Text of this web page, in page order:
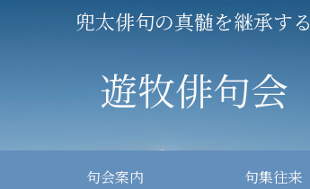
兜太俳句の真髄を継承する
遊牧俳句会
句会案内 句集往来